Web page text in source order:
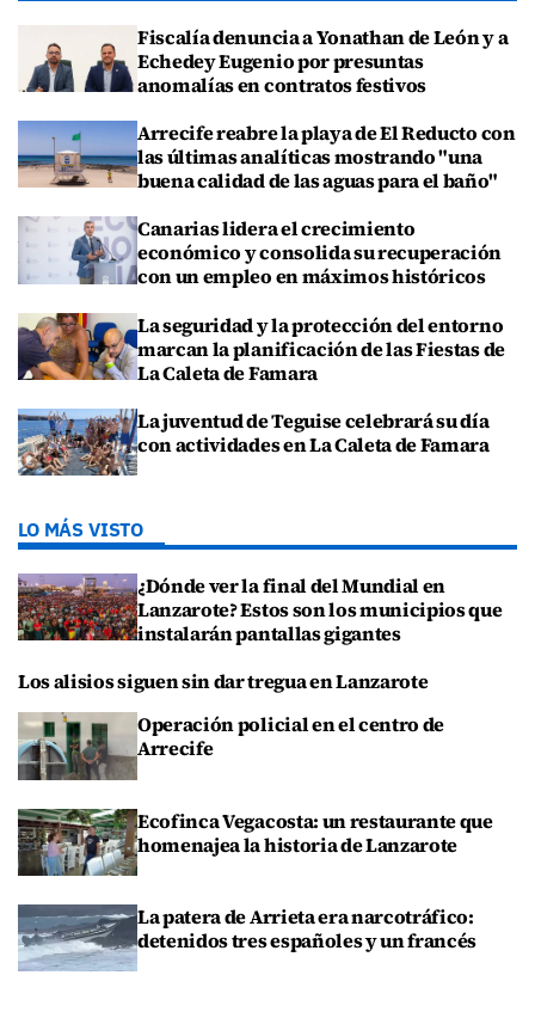
Fiscalía denuncia a Yonathan de León y a
Echedey Eugenio por presuntas
anomalías en contratos festivos
Arrecife reabre la playa de El Reducto con
las últimas analíticas mostrando "una
buena calidad de las aguas para el baño"
Canarias lidera el crecimiento
económico y consolida su recuperación
con un empleo en máximos históricos
La seguridad y la protección del entorno
marcan la planificación de las Fiestas de
La Caleta de Famara
La juventud de Teguise celebrará su día
con actividades en La Caleta de Famara
LO MÁS VISTO
¿Dónde ver la final del Mundial en
Lanzarote? Estos son los municipios que
instalarán pantallas gigantes
Los alisios siguen sin dar tregua en Lanzarote
Operación policial en el centro de
Arrecife
Ecofinca Vegacosta: un restaurante que
homenajea la historia de Lanzarote
La patera de Arrieta era narcotráfico:
detenidos tres españoles y un francés